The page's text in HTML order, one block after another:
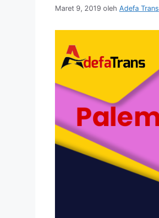
Maret 9, 2019 oleh Adefa Trans